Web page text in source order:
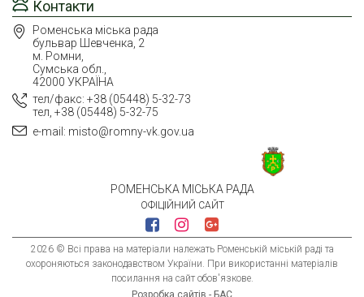
РОМЕНСЬКА МІСЬКА РАДА
ОФІЦІЙНИЙ САЙТ
2026 © Всі права на матеріали належать Роменській міській раді та
охороняються законодавством України. При використанні матеріалів
посилання на сайт обов'язкове.
Розробка сайтів - БАС
Контакти
Роменська міська рада
бульвар Шевченка, 2
м. Ромни,
Сумська обл.,
42000 УКРАЇНА
тел/факс: +38 (05448) 5-32-73
тел, +38 (05448) 5-32-75
e-mail: misto@romny-vk.gov.ua